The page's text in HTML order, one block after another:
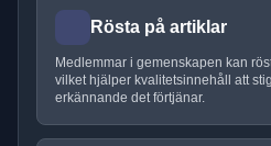
Rösta på artiklar
Medlemmar i gemenskapen kan
vilket hjälper kvalitetsinnehåll att
erkännande det förtjänar.